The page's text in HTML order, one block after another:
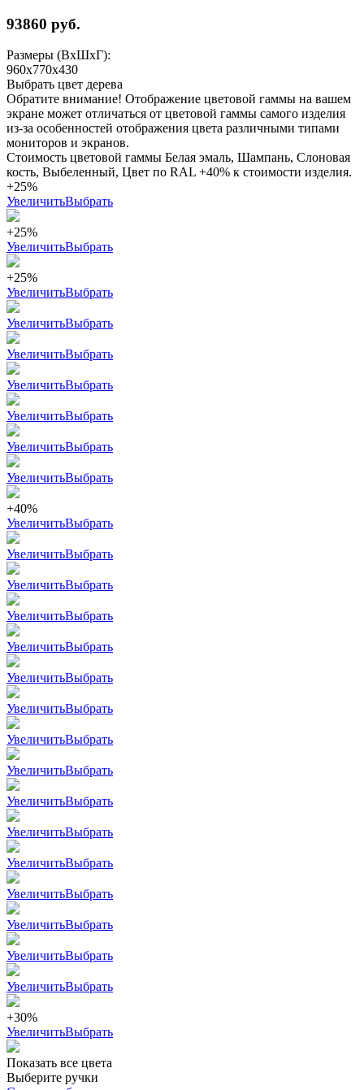
93860 руб.
Размеры (ВхШхГ):
960x770x430
Выбрать цвет дерева
Обратите внимание! Отображение цветовой гаммы на вашем
экране может отличаться от цветовой гаммы самого изделия
из-за особенностей отображения цвета различными типами
мониторов и экранов.
Стоимость цветовой гаммы Белая эмаль, Шампань, Слоновая
кость, Выбеленный, Цвет по RAL +40% к стоимости изделия.
+25%
УвеличитьВыбрать
+25%
УвеличитьВыбрать
+25%
УвеличитьВыбрать
УвеличитьВыбрать
УвеличитьВыбрать
УвеличитьВыбрать
УвеличитьВыбрать
УвеличитьВыбрать
УвеличитьВыбрать
+40%
УвеличитьВыбрать
УвеличитьВыбрать
УвеличитьВыбрать
УвеличитьВыбрать
УвеличитьВыбрать
УвеличитьВыбрать
УвеличитьВыбрать
УвеличитьВыбрать
УвеличитьВыбрать
УвеличитьВыбрать
УвеличитьВыбрать
УвеличитьВыбрать
УвеличитьВыбрать
УвеличитьВыбрать
УвеличитьВыбрать
УвеличитьВыбрать
+30%
УвеличитьВыбрать
Показать все цвета
Выберите ручки